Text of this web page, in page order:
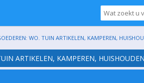
WO. TUIN ARTIKELEN, KAMPEREN,
ARTIKELEN, KAMPEREN,